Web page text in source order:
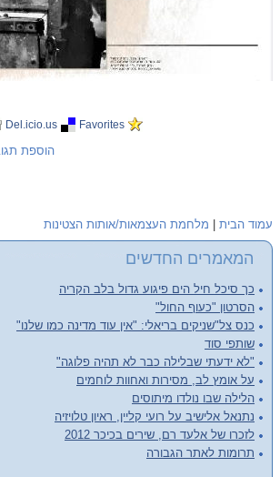
Favorites
Del.icio.us
הוספת
עמוד הבית מלחמת העצמאות/אותות הצטינות
המאמרים החדשים
כך סיכל חיל הים פיגוע גדול בלב הקריה
הסרטון "כעוף החול"
כנס צל"שניקים בריאלי: "אין עוד מדינה כמו שלנו"
שותפי סוד
"לא ידעתי שבלילה כבר לא תהיה פלוגה"
על אומץ לב, מסירות ואחוות לוחמים
הלילה שבו נולדו מיתוסים
נתנאל אלישיב על רועי קליין, ראיון טלויזיה
לזכרו של אלעד רם, שירים בכיכר 2012
תרומות לאתר הגבורה